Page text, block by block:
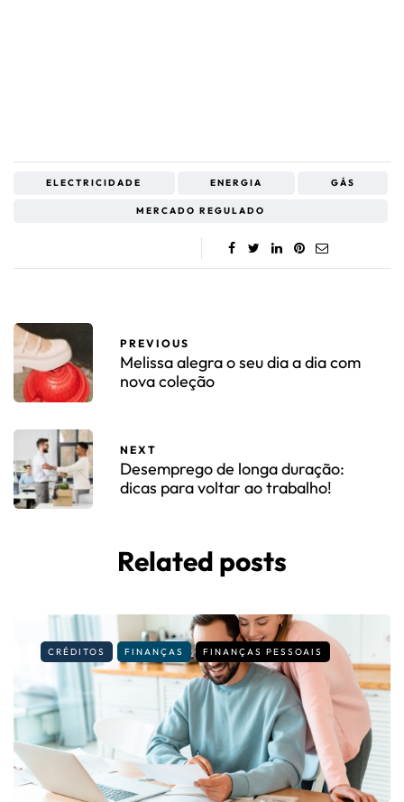
ELECTRICIDADE ENERGIA GÁS
MERCADO REGULADO
PREVIOUS
Melissa alegra o seu dia a dia com
nova coleção
NEXT
Desemprego de longa duração:
dicas para voltar ao trabalho!
Related posts
CRÉDITOS FINANÇAS FINANÇAS PESSOAIS